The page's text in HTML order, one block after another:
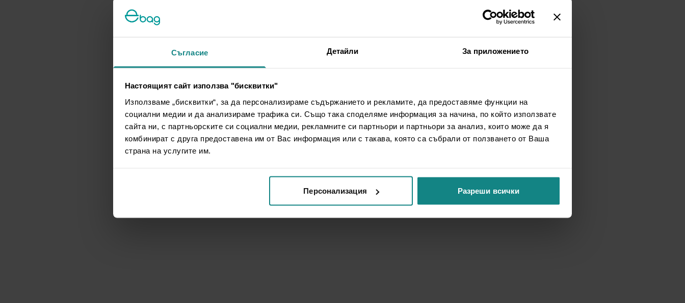
Съгласие Детайли За приложението
Настоящият сайт използва "бисквитки"
Използваме „бисквитки“, за да персонализираме съдържанието и рекламите, да предоставяме функции на
социални медии и да анализираме трафика си. Също така споделяме информация за начина, по който използвате
сайта ни, с партньорските си социални медии, рекламните си партньори и партньори за анализ, които може да я
комбинират с друга предоставена им от Вас информация или с такава, която са събрали от ползването от Ваша
страна на услугите им.
Персонализация Разреши всички